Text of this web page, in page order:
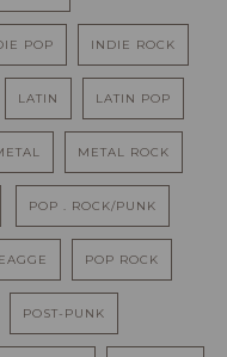
POP INDIE ROCK
LATIN LATIN POP
METAL ROCK
POP . ROCK/PUNK
POP ROCK
POST-PUNK